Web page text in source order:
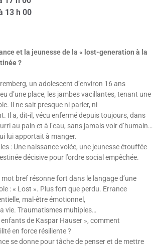
13 h 00
et la jeunesse de la « lost-generation à la
?
un adolescent d’environ 16 ans
d’une place, les jambes vacillantes, tenant une
Il ne sait presque ni parler, ni
Il a, dit-il, vécu enfermé depuis toujours, dans
au pain et à l’eau, sans jamais voir d’humain…
lui apportait à manger.
: Une naissance volée, une jeunesse étouffée
décisive pour l’ordre social empêchée.
bref résonne fort dans le langage d’une
: « Lost ». Plus fort que perdu. Errance
mal-être émotionnel,
vie. Traumatismes multiples…
de Kaspar Hauser », comment
en force résiliente ?
se donne pour tâche de penser et de mettre